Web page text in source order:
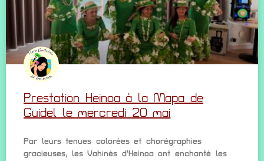
Prestation Heinoa à la Mapa de
Guidel le mercredi 20 mai
Par leurs tenues colorées et chorégraphies
gracieuses, les Vahinés d’Heinoa ont enchanté les